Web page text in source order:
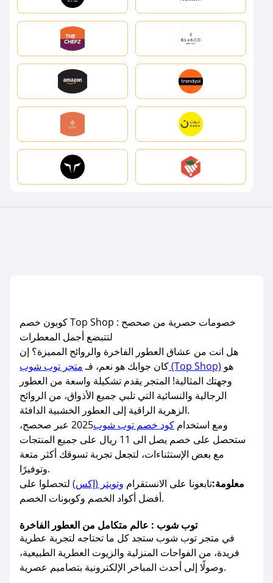
كوبون خصم Top Shop : خصومات حصرية من صحصح
لتتبضع أجمل المعطرات
هل انت من عشاق العطور الفاخرة والروائح المميزة؟ إن
كان جوابك هو نعم، فـمتجر توب شوب (Top Shop)
وجهتك المثالية! المتجر يقدم تشكيلة واسعة من العطور
الرجالية والنسائية التي تلبي جميع الأذواق، من الروائح
الزهرية الراقية إلى العطور الخشبية الدافئة.
ومع استخدام كود خصم توب شوب
2025 عبر صحصح،
ستحصل على خصم يصل الى 11 ريال على جميع المنتجات
مع بعض الإستثناءات، لتجعل تجربة تسوقك أكثر متعة
وتوفيرًا.
معلومة:تابعونا على الانستقرام وتويتر (إكس) لتحصلوا على
أفضل أكواد الخصم وكوبونات الخصم.
توب شوب : عالم متكامل من العطور الفاخرة
في متجر توب شوب ستجد كل ما تحتاجه لتجربة عطرية
فريدة، من الفواحات المنزلية والزيوت العطرية الطبيعية،
وصولًا إلى أحدث المباخر الإلكترونية بتصاميم عصرية.